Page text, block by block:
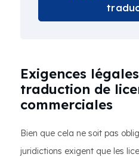
Exigences
traduction de
commerciales
Bien que cela ne soit pas
juridictions exigent que les